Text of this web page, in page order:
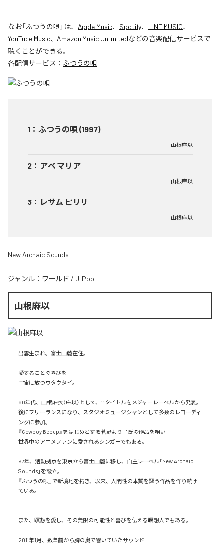
なお「ふつうの唄 」は、 Apple Music、 Spotify、 LINE MUSIC、
YouTube Music、 Amazon Music Unlimitedなどの音楽配信サービスで
聴くことができる。
各配信サービス： ふつうの唄
1 ： ふつうの唄 (1997)
山根麻以
2 ： アベ マリア
山根麻以
3 ： レサム ピリリ
山根麻以
New Archaic Sounds
ジャンル： ワールド / J-Pop
山根麻以
出雲生まれ。富士山麓在住。
愛することの喜びを
宇宙に放つウタウタイ。
80年代、山根麻衣（麻以）として、11タイトルをメジャーレーベルから発表。
後にフリーランスになり、スタジオミュージシャンとして多数のレコーディ
ングに参加。
『Cowboy Bebop』をはじめとする菅野よう子氏の作品を唄い
世界中のアニメファンに愛されるシンガーでもある。
97年、活動拠点を東京から富士山麗に移し、自主レーベル「New Archaic
Sounds」を設立。​
『ふつうの唄』で新境地を拓き、以来、人間性の本質を謳う作品を作り続け
ている。
また、瞑想を愛し、その無限の可能性と喜びを伝える瞑想人でもある。
2011年1月、数年前から胸の奥で響いていたサウンド